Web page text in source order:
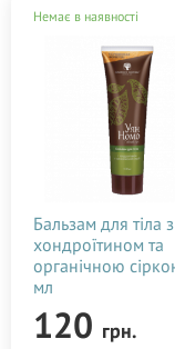
Немає в наявності
Бальзам для тіла з
хондроїтином та
органічною
мл
120 грн.